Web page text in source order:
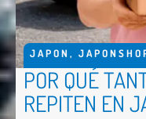
JAPON ,
POR QUÉ
REPITEN EN